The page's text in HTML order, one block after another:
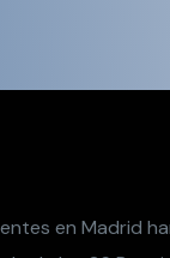
en Madrid